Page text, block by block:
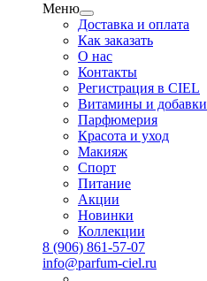
Меню
Доставка и оплата
Как заказать
О нас
Контакты
Регистрация в CIEL
Витамины и добавки
Парфюмерия
Красота и уход
Макияж
Спорт
Питание
Акции
Новинки
Коллекции
8 (906) 861-57-07
info@parfum-ciel.ru